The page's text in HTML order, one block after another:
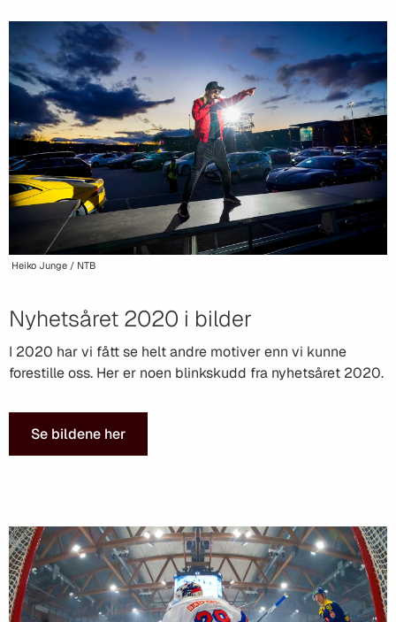
Nyhetsåret 2020 i bilder
I 2020 har vi fått se helt andre motiver enn vi kunne
forestille oss. Her er noen blinkskudd fra nyhetsåret 2020.
Se bildene her
Heiko Junge / NTB